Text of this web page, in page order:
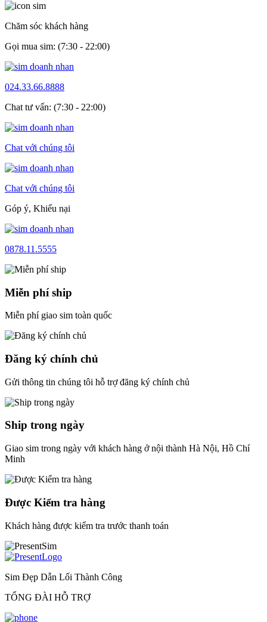
Chăm sóc khách hàng
Gọi mua sim: (7:30 - 22:00)
024.33.66.8888
Chat tư vấn: (7:30 - 22:00)
Chat với chúng tôi
Chat với chúng tôi
Góp ý, Khiếu nại
0878.11.5555
Miễn phí ship
Miễn phí giao sim toàn quốc
Đăng ký chính chủ
Gửi thông tin chúng tôi hỗ trợ đăng ký chính chủ
Ship trong ngày
Giao sim trong ngày với khách hàng ở nội thành Hà Nội, Hồ Chí
Minh
Được Kiểm tra hàng
Khách hàng được kiểm tra trước thanh toán
Sim Đẹp Dẫn Lối Thành Công
TỔNG ĐÀI HỖ TRỢ